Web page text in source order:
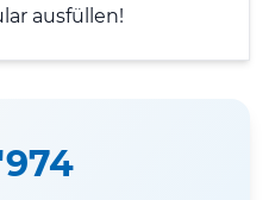
ausfüllen!